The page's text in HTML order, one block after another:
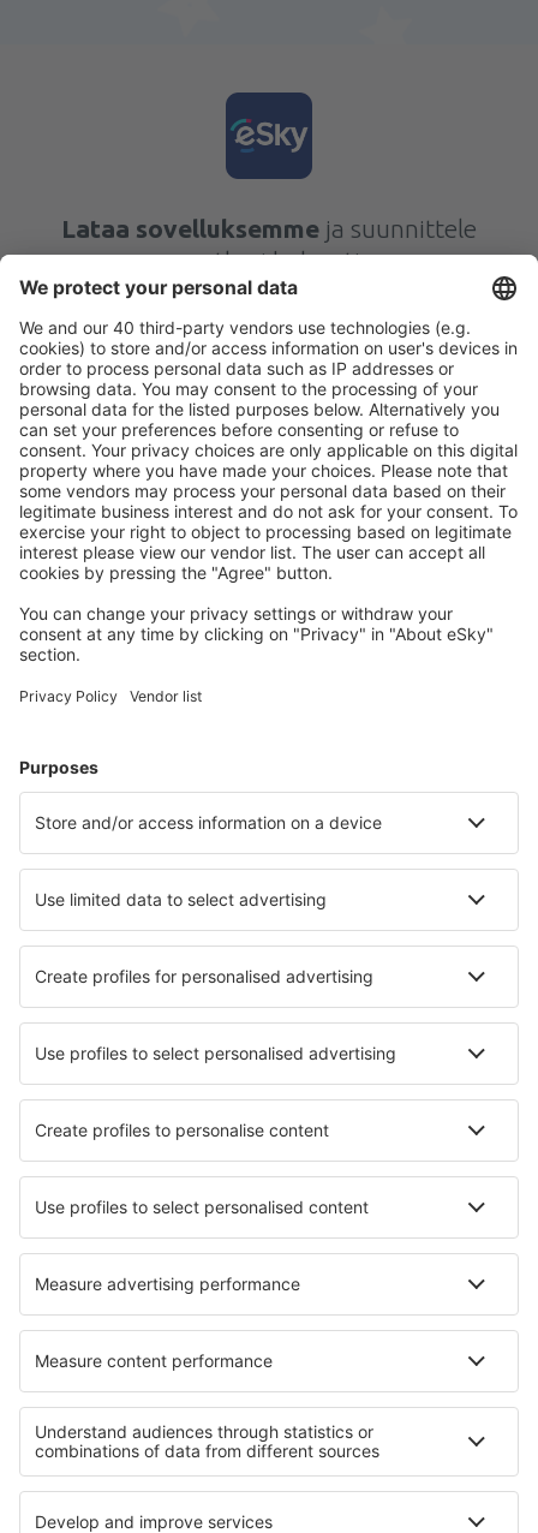
Lataa sovelluksemme ja suunnittele
matkasi helposti
Suunnittele matkasi
Halvat lennot
Kaupunkilomat
Lomamatkat
Majoitus
Lento+Hotelli
Hotellit
Kuljetukset
Lue lisää
Lentoyhtiöt
FlexFlight
Lufthansa
Wizz Air
Norwegian
KLM
SAS
Turkish Airlines
Air Baltic
Tietoa eSkysta
Sopimusehdot
Omat varaukset
Tietosuojakäytäntö
Tuki ja yhteystiedot
Yksityisyys